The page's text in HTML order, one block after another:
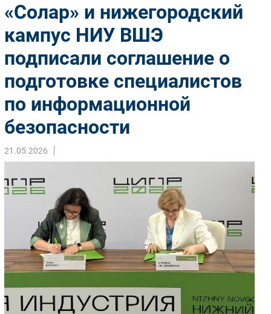
Импорто­замещение
Автоматизация Промышленности
Интернет
Мобильная связь
Фиксированная связь
Интеграция
Рынок ПК
Торговые сети
ПО
Outsourcing
Кадры
Регулирование
Финансы
Web
Безопасность
Инновации
«Солар» и нижегородский
кампус НИУ ВШЭ
подписали соглашение о
подготовке специалистов
по информационной
безопасности
21.05.2026